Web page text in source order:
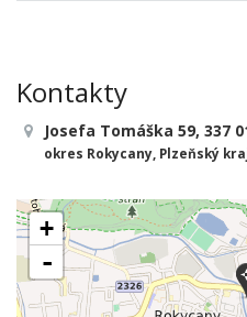
Kontakty
Josefa Tomáška 59, 337
okres Rokycany, Plzeňský
+
-